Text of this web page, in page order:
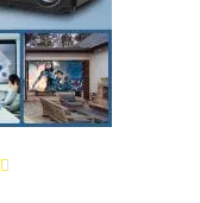
4